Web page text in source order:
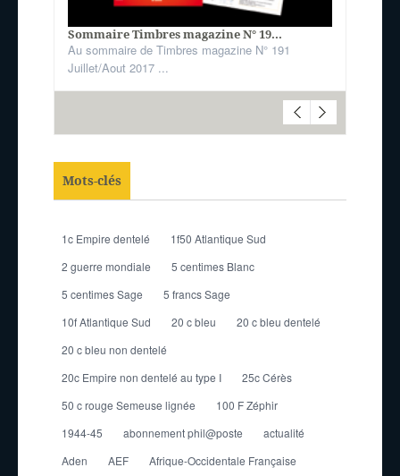
Sommaire Timbres magazine N° 19...
Au sommaire de Timbres magazine N° 191
Juillet/Aout 2017 ...
Mots-clés
1c Empire dentelé
1f50 Atlantique Sud
2 guerre mondiale
5 centimes Blanc
5 centimes Sage
5 francs Sage
10f Atlantique Sud
20 c bleu
20 c bleu dentelé
20 c bleu non dentelé
20c Empire non dentelé au type I
25c Cérès
50 c rouge Semeuse lignée
100 F Zéphir
1944-45
abonnement phil@poste
actualité
Aden
AEF
Afrique-Occidentale Française